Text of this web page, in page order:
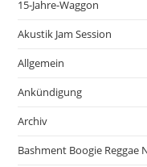
15-Jahre-Waggon
Akustik Jam Session
Allgemein
Ankündigung
Archiv
Bashment Boogie Reggae